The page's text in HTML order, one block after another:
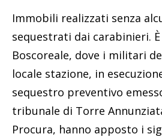
Immobili realizzati senza
sequestrati dai carabinieri.
Boscoreale, dove i militari
locale stazione, in
sequestro preventivo
tribunale di Torre
Procura, hanno apposto i